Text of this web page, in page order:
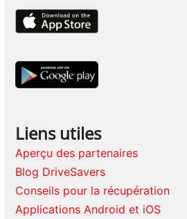
Liens utiles
Aperçu des partenaires
Blog DriveSavers
Conseils pour la récupération
Applications Android et iOS